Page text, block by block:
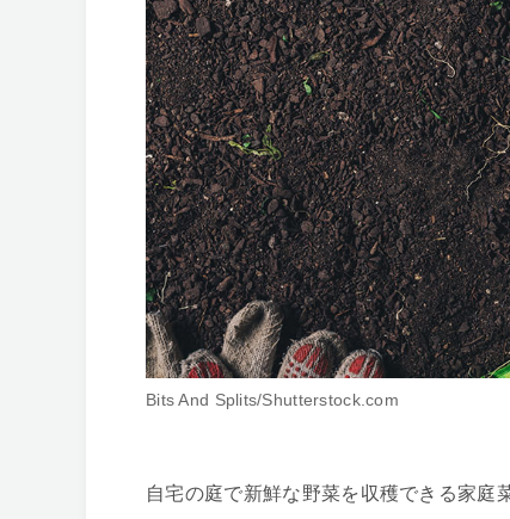
Bits And Splits/Shutterstock.com
自宅の庭で新鮮な野菜を収穫できる家庭